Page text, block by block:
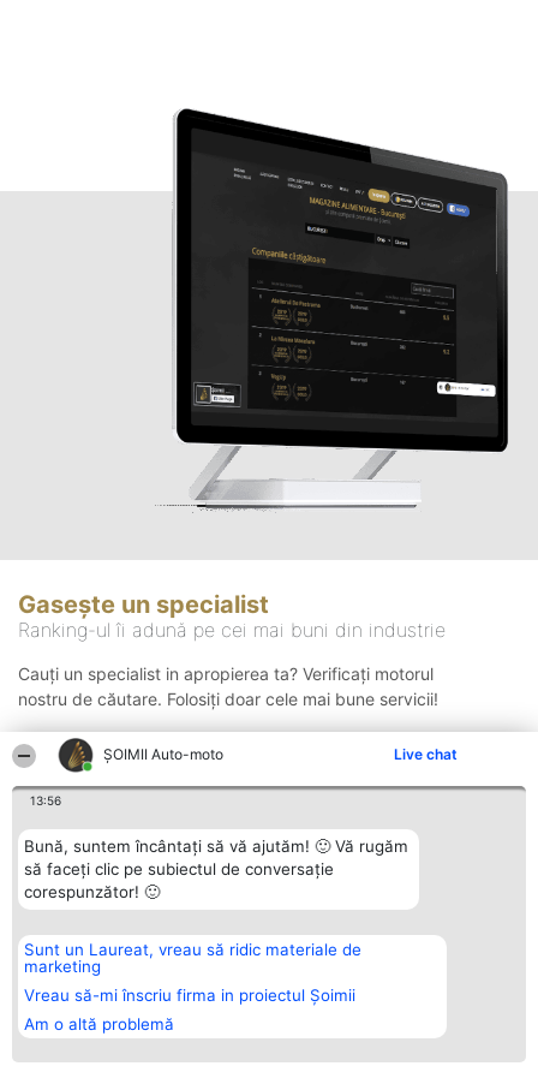
ȘOIMII Auto-moto Live chat
13:56
Bună, suntem încântați să vă ajutăm! 🙂 Vă rugăm
să faceți clic pe subiectul de conversație
corespunzător! 🙂
Sunt un Laureat, vreau să ridic materiale de
marketing
Vreau să-mi înscriu firma in proiectul Șoimii
Am o altă problemă
Gasește un specialist
Ranking-ul îi adună pe cei mai buni din industrie
Cauți un specialist in apropierea ta? Verificați motorul
nostru de căutare. Folosiți doar cele mai bune servicii!
Organizator Ranking
BRIGHT SOLUTIONS BR SRL
Aleea Timisul De Sus 2 Bl. A30
Sc. A Et. 4 Ap. 13 Cod 061952
București
CUI 36737675
Plebiscyt
Lista Tuturor
Laureaților
Statut
Contact